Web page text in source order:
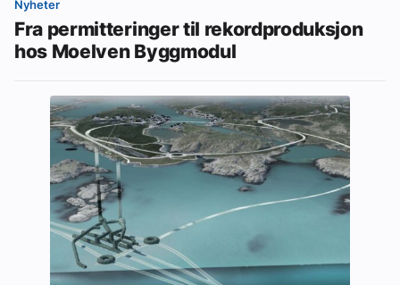
Nyheter
Fra permitteringer til rekordproduksjon
hos Moelven Byggmodul